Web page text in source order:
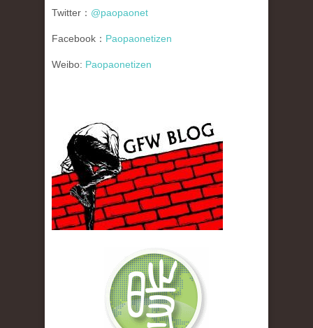
Twitter： @paopaonet
Facebook： Paopaonetizen
Weibo: Paopaonetizen
gfw_blog_small.jpg